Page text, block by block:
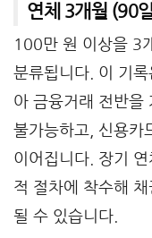
연체 3개월 (90
100만 원 이상을 3
분류됩니다. 이 기
아 금융거래 전반을
불가능하고, 신용카
이어집니다. 장기
적 절차에 착수해
될 수 있습니다.